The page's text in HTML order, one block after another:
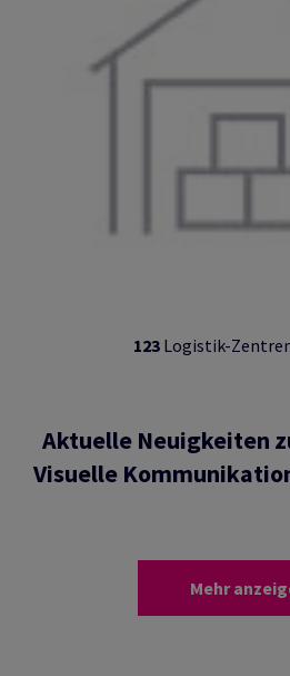
123 Logistik-
Aktuelle Neuigkeiten
Visuelle
Mehr